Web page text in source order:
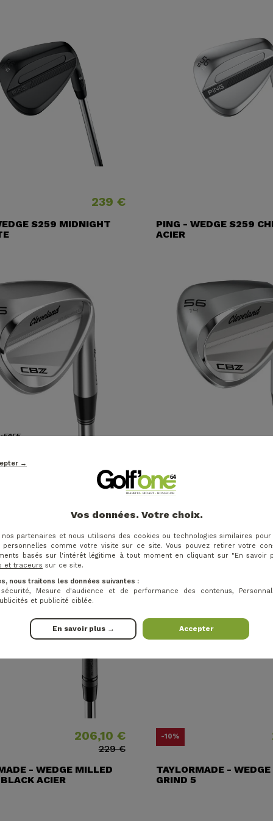
Prix
239 €
S259 MIDNIGHT
PING - WEDGE S259
ACIER
189 €
FEMME
206,10 €
Prix ​​habituel
229 €
- WEDGE MILLED
ACIER
-10% Prix
TAYLORMADE -
GRIND 5
→
Vos données. Votre choix.
partenaires et nous utilisons des cookies ou technologies similaires
personnelles comme votre visite sur ce site. Vous pouvez retirer votre
basés sur l'intérêt légitime à tout moment en cliquant sur "En savoir
et traceurs sur ce site.
nous traitons les données suivantes :
Mesure d'audience et de performance des contenus,
et publicité ciblée.
En savoir plus → Accepter